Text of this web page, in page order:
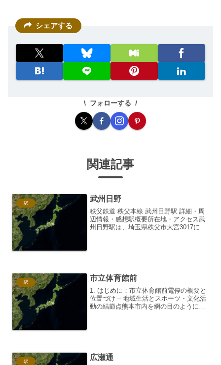
シェアする
フォローする
関連記事
駅 武州日野
秩父鉄道 秩父本線 武州日野駅 詳細・周
辺情報・感想駅概要所在地・アクセス武
州日野駅は、埼玉県秩父市大宮3017に位
駅 市立体育館前
1. はじめに：市立体育館前電停の概要と
位置づけ – 地域生活とスポーツ・文化活
動の結節点熊本市内を網の目のように走
駅 広瀬通